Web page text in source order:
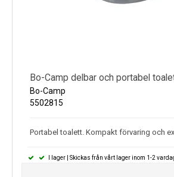
Bo-Camp delbar och portabel
Bo-Camp
5502815
Portabel toalett. Kompakt förvaring och
I lager | Skickas från vårt lager inom 1-2